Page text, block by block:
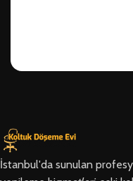
İstanbul'da sunulan